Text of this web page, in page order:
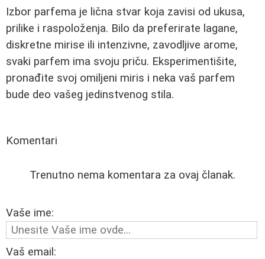
Izbor parfema je lična stvar koja zavisi od ukusa,
prilike i raspoloženja. Bilo da preferirate lagane,
diskretne mirise ili intenzivne, zavodljive arome,
svaki parfem ima svoju priču. Eksperimentišite,
pronađite svoj omiljeni miris i neka vaš parfem
bude deo vašeg jedinstvenog stila.
Komentari
Trenutno nema komentara za ovaj članak.
Vaše ime:
Vaš email: